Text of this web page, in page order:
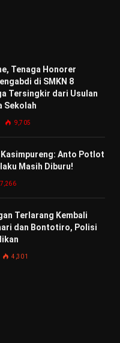
Tenaga Honorer
di SMKN 8
Tersingkir dari Usulan
Sekolah
9,705
Kasimpureng: Anto Potlot
Masih Diburu!
7,266
Terlarang Kembali
dan Bontotiro, Polisi
4,301